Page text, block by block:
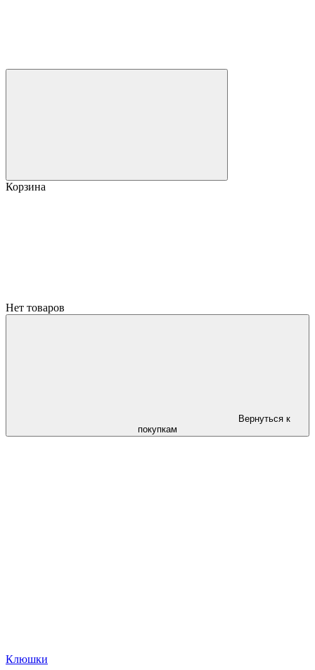
Корзина
Нет товаров
Вернуться к
покупкам
Клюшки